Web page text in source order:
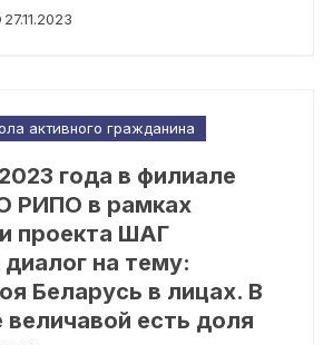
27.11.2023
активного гражданина
года в филиале
РИПО в рамках
проекта ШАГ
на тему:
Беларусь в лицах. В
величавой есть доля